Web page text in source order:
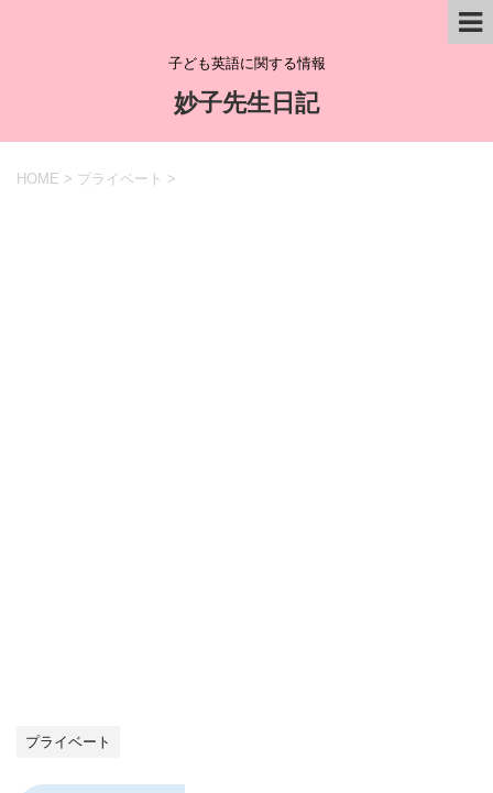
子ども英語に関する情報
妙子先生日記
HOME > プライベート >
プライベート